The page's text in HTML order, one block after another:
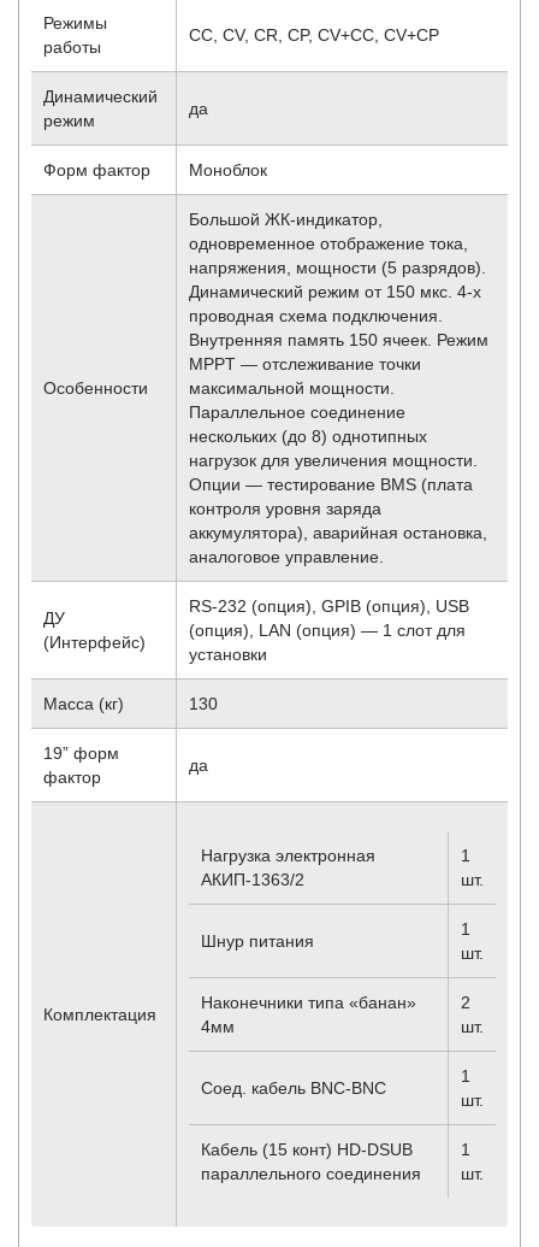
Режимы
работы
CC, CV, CR, CP, CV+CC, CV+CP
Динамический
режим
да
Форм фактор Моноблок
Особенности
Большой ЖК-индикатор,
одновременное отображение тока,
напряжения, мощности (5 разрядов).
Динамический режим от 150 мкс. 4-х
проводная схема подключения.
Внутренняя память 150 ячеек. Режим
MPPT — отслеживание точки
максимальной мощности.
Параллельное соединение
нескольких (до 8) однотипных
нагрузок для увеличения мощности.
Опции — тестирование BMS (плата
контроля уровня заряда
аккумулятора), аварийная остановка,
аналоговое управление.
ДУ
(Интерфейс)
RS-232 (опция), GPIB (опция), USB
(опция), LAN (опция) — 1 слот для
установки
Масса (кг) 130
19” форм
фактор
да
Комплектация
Нагрузка электронная
АКИП-1363/2
1
шт.
Шнур питания
1
шт.
Наконечники типа «банан»
4мм
2
шт.
Соед. кабель BNC-BNC
1
шт.
Кабель (15 конт) HD-DSUB
параллельного соединения
1
шт.